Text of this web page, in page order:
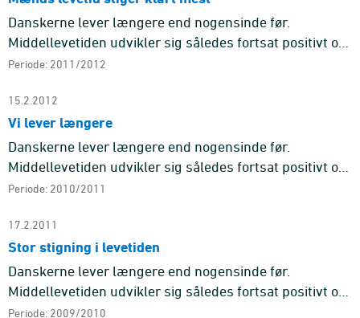
Danskerne lever længere end nogensinde før.
Middellevetiden udvikler sig således fortsat positivt og
er nu 77,9 år for mænd og 81,9 år for kvinder. Siden
Periode: 2011/2012
15.2.2012
Vi lever længere
Danskerne lever længere end nogensinde før.
Middellevetiden udvikler sig således fortsat positivt og
er nu 77,3 år for mænd og 81,6 år for kvinder. Siden
Periode: 2010/2011
17.2.2011
Stor stigning i levetiden
Danskerne lever længere end nogensinde før.
Middellevetiden udvikler sig således fortsat positivt og
er nu 77,1 år for mænd og 81,2 år for kvinder. Siden
Periode: 2009/2010